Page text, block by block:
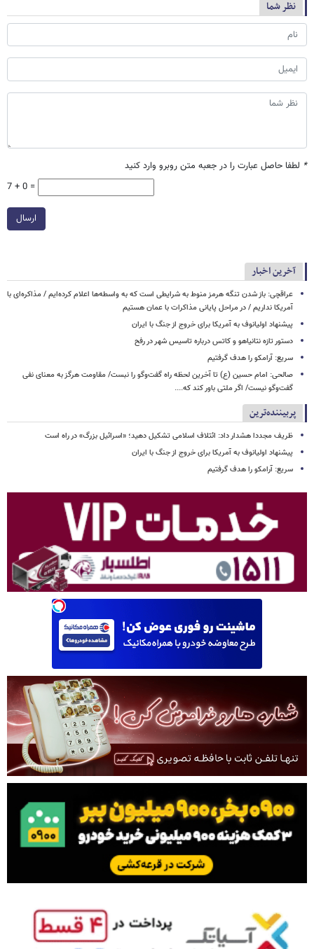
نظر شما
* لطفا حاصل عبارت را در جعبه متن روبرو وارد کنید
7 + 0 =
ارسال
آخرین اخبار
عراقچی: باز شدن تنگه هرمز منوط به شرایطی است که به واسطه‌ها اعلام کرده‌ایم / مذاکره‌ای با
آمریکا نداریم / در مراحل پایانی مذاکرات با عمان هستیم
پیشنهاد اولیانوف به آمریکا برای خروج از جنگ با ایران
دستور تازه نتانیاهو و کاتس درباره تاسیس شهر در رفح
سریع: آرامکو را هدف گرفتیم
صالحی: امام حسین (ع) تا آخرین لحظه راه گفت‌وگو را نبست/ مقاومت هرگز به معنای نفی
گفت‌وگو نیست/ اگر ملتی باور کند که....
پربیننده‌ترین
ظریف مجددا هشدار داد: ائتلاف اسلامی تشکیل دهید؛ «اسرائیل بزرگ» در راه است
پیشنهاد اولیانوف به آمریکا برای خروج از جنگ با ایران
سریع: آرامکو را هدف گرفتیم